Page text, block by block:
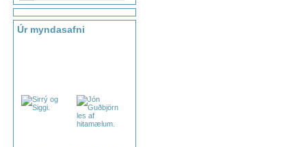
Úr myndasafni